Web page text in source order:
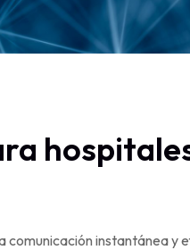
comunicación instantánea y